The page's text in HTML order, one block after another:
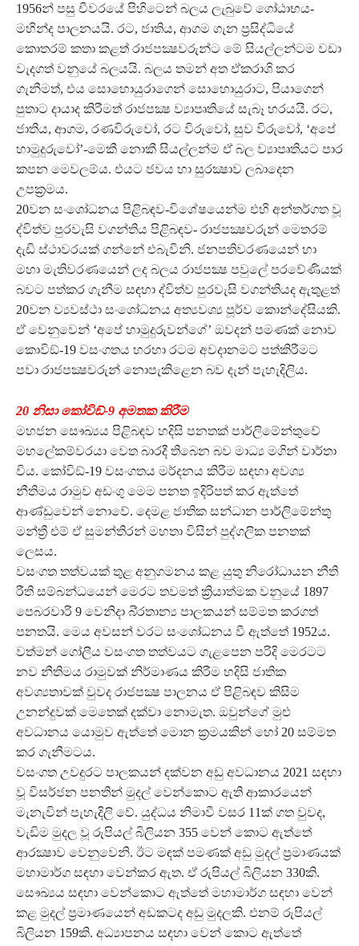
1956න් පසු චීවරයේ පිහිටෙන් බලය ලැබුවේ ගෝඨාභය-
මහින්ද පාලනයයි. රට, ජාතිය, ආගම ගැන ප්‍රසිද්ධියේ
කොතරම් කතා කළත් රාජපක්‍ෂවරුන්ට මේ සියල්ලන්ටම වඩා
වැදගත් වනුයේ බලයයි. බලය තමන් අත ඒකරාශි කර
ගැනීමත්, එය සොහොයුරාගෙන් සොහොයුරාට, පියාගෙන්
පුතාට දායාද කිරීමත් රාජපක්‍ෂ ව්‍යාපෘතියේ සැබෑ හරයයි. රට,
ජාතිය, ආගම, රණවිරුවෝ, රට විරුවෝ, සුව විරුවෝ, ‘අපේ
හාමුදුරුවෝ’-මෙකී නොකී සියල්ලන්ම ඒ බල ව්‍යාපෘතියට පාර
කපන මෙවලම්ය. එයට ජවය හා සුරක්‍ෂාව ලබාදෙන
උපක්‍රමය.
20වන සංශෝධනය පිළිබඳව-විශේෂයෙන්ම එහි අන්තර්ගත වූ
ද්විත්ව පුරවැසි වගන්තිය පිළිබඳව- රාජපක්‍ෂවරුන් මෙතරම්
දැඩි ස්ථාවරයක් ගන්නේ එබැවිනි. ජනපතිවරණයෙන් හා
මහා මැතිවරණයෙන් ලද බලය රාජපක්‍ෂ පවුලේ පරවේණියක්
බවට පත්කර ගැනීම සඳහා ද්විත්ව පුරවැසි වගන්තියද ඇතුළත්
20වන ව්‍යවස්ථා සංශෝධනය අත්‍යවශ්‍ය පූර්ව කොන්දේසියකි.
ඒ වෙනුවෙන් ‘අපේ හාමුදුරුවන්ගේ’ ඔවදන් පමණක් නොව
කොවිඞ්-19 වසංගතය හරහා රටම අවදානමට පත්කිරීමට
පවා රාජපක්‍ෂවරුන් නොපැකිළෙන බව දැන් පැහැදිලිය.
20 නිසා කෝවිඞ්-9 අමතක කිරීම
මහජන සෞඛ්‍යය පිළිබඳව හදිසි පනතක් පාර්ලිමේන්තුවේ
මහලේකම්වරයා වෙත බාරදී තිබෙන බව මාධ්‍ය මගින් වාර්තා
විය. කෝවිඞ්-19 වසංගතය මර්දනය කිරීම සඳහා අවශ්‍ය
නීතිමය රාමුව අඩංගු මෙම පනත ඉදිරිපත් කර ඇත්තේ
ආණ්ඩුවෙන් නොවේ. දෙමළ ජාතික සන්ධාන පාර්ලිමේන්තු
මන්ත්‍රී එම් ඒ සුමන්තිරන් මහතා විසින් පුද්ගලික පනතක්
ලෙසය.
වසංගත තත්වයක් තුළ අනුගමනය කළ යුතු නිරෝධායන නීති
රීති සම්බන්ධයෙන් මෙරට තවමත් ක්‍රියාත්මක වනුයේ 1897
පෙබරවාරි 9 වෙනිදා බි්‍රතාන්‍ය පාලකයන් සම්මත කරගත්
පනතයි. මෙය අවසන් වරට සංශෝධනය වී ඇත්තේ 1952ය.
වත්මන් ගෝලීය වසංගත තත්වයට ගැළපෙන පරිදි මෙරටට
නව නීතිමය රාමුවක් නිර්මාණය කිරීම හදිසි ජාතික
අවශ්‍යතාවක් වුවද රාජපක්‍ෂ පාලනය ඒ පිළිබඳව කිසිම
උනන්දුවක් මෙතෙක් දක්වා නොමැත. ඔවුන්ගේ මුළු
අවධානය යොමුව ඇත්තේ මොන ක්‍රමයකින් හෝ 20 සම්මත
කර ගැනීමටය.
වසංගත උවදුරට පාලකයන් දක්වන අඩු අවධානය 2021 සඳහා
වූ විසර්ජන පනතින් මුදල් වෙන්කොට ඇති ආකාරයෙන්
මැනැවින් පැහැදිලි වේ. යුද්ධය නිමාවී වසර 11ක් ගත වුවද,
වැඩිම මුදල වූ රුපියල් බිලියන 355 වෙන් කොට ඇත්තේ
ආරක්‍ෂාව වෙනුවෙනි. ඊට මඳක් පමණක් අඩු මුදල් ප්‍රමාණයක්
මහාමාර්ග සඳහා වෙන්කර ඇත. ඒ රුපියල් බිලියන 330කි.
සෞඛ්‍යය සඳහා වෙන්කොට ඇත්තේ මහාමාර්ග සඳහා වෙන්
කළ මුදල් ප්‍රමාණයෙන් අඩකටද අඩු මුදලකි. එනම් රුපියල්
බිලියන 159කි. අධ්‍යාපනය සඳහා වෙන් කොට ඇත්තේ